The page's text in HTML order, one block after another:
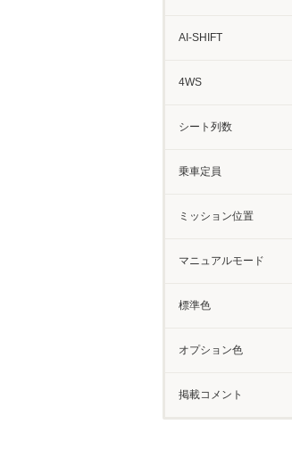
AI-SHIFT
4WS
シート列数
乗車定員
ミッション位置
マニュアルモード
標準色
オプション色
掲載コメント